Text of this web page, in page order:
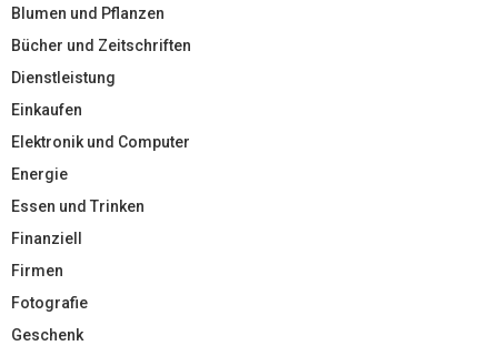
Blumen und Pflanzen
Bücher und Zeitschriften
Dienstleistung
Einkaufen
Elektronik und Computer
Energie
Essen und Trinken
Finanziell
Firmen
Fotografie
Geschenk